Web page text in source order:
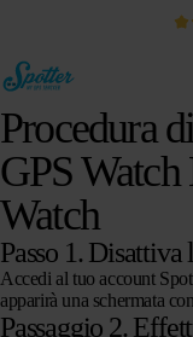
Procedura
GPS
Watch
Passo 1. Disattiva
Accedi al tuo account
apparirà una schermata
Passaggio 2.